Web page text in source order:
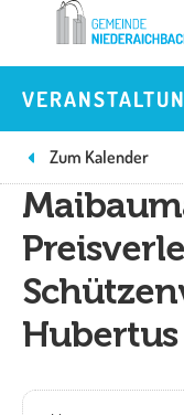
springen
Zum Kalender
Hubertus